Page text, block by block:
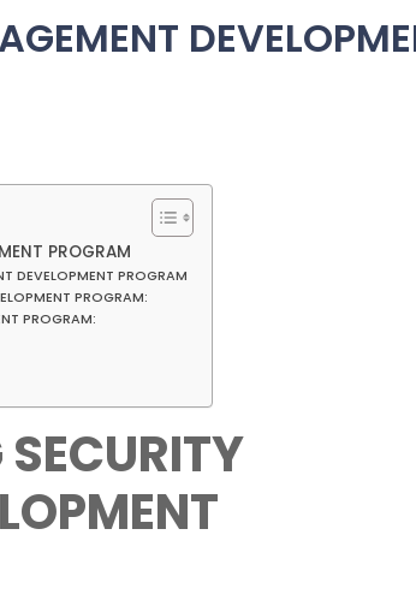
PROGRAM
DEVELOPMENT PROGRAM
PROGRAM:
PROGRAM: